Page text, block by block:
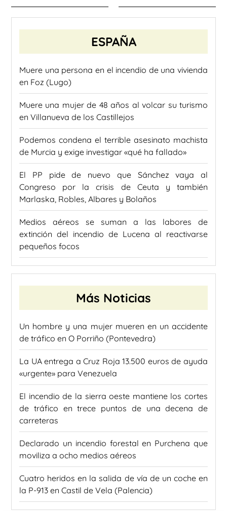
ESPAÑA
Muere una persona en el incendio de una vivienda
en Foz (Lugo)
Muere una mujer de 48 años al volcar su turismo
en Villanueva de los Castillejos
Podemos condena el terrible asesinato machista
de Murcia y exige investigar «qué ha fallado»
El PP pide de nuevo que Sánchez vaya al
Congreso por la crisis de Ceuta y también
Marlaska, Robles, Albares y Bolaños
Medios aéreos se suman a las labores de
extinción del incendio de Lucena al reactivarse
pequeños focos
Más Noticias
Un hombre y una mujer mueren en un accidente
de tráfico en O Porriño (Pontevedra)
La UA entrega a Cruz Roja 13.500 euros de ayuda
«urgente» para Venezuela
El incendio de la sierra oeste mantiene los cortes
de tráfico en trece puntos de una decena de
carreteras
Declarado un incendio forestal en Purchena que
moviliza a ocho medios aéreos
Cuatro heridos en la salida de vía de un coche en
la P-913 en Castil de Vela (Palencia)